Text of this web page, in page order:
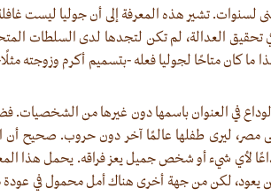
لسنوات. تشير هذه المعرفة إلى أن جوليا ليست
العدالة، لم تكن لتجدها لدى السلطات
ما كان متاحًا لجوليا فعله -بتسميم أكرم وزوجته
في العنوان باسمها دون غيرها من
مصر، ليرى طفلها عالمًا آخر دون حروب. صحيح
لأي شيء أو شخص جميل يعز فراقه. يحمل هذا
لكن من جهة أخرى هناك أمل محمول في عودة